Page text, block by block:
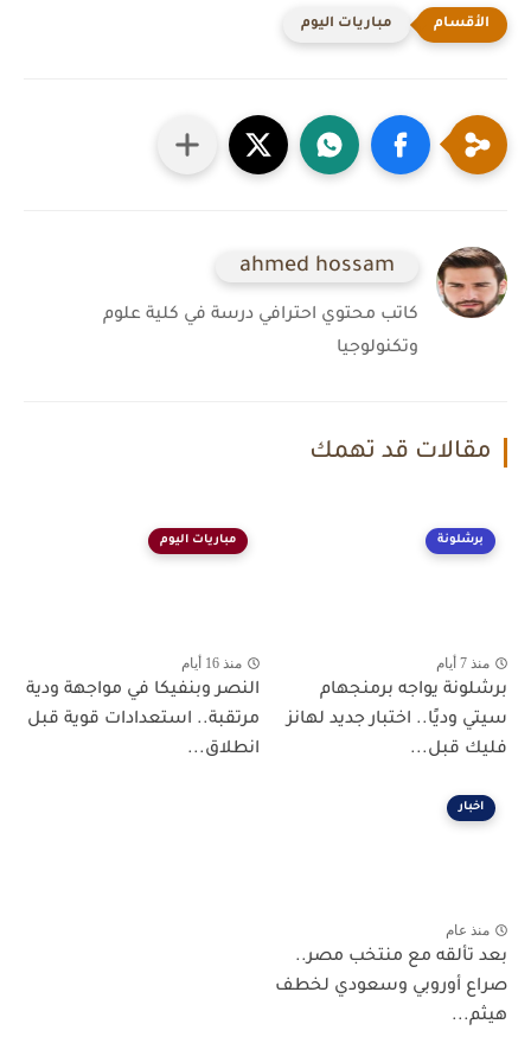
مباريات اليوم
ahmed hossam
كاتب محتوي احترافي درسة في كلية علوم
وتكنولوجيا
مقالات قد تهمك
برشلونة
منذ 7 أيام
برشلونة يواجه برمنجهام
سيتي وديًا.. اختبار جديد لهانز
فليك قبل...
مباريات اليوم
منذ 16 أيام
النصر وبنفيكا في مواجهة ودية
مرتقبة.. استعدادات قوية قبل
انطلاق...
اخبار
منذ عام
بعد تألقه مع منتخب مصر..
صراع أوروبي وسعودي لخطف
هيثم...